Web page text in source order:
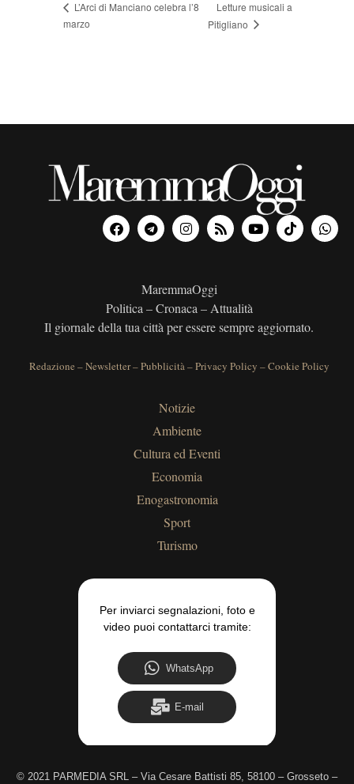
L’Arci di Manciano celebra l’8
marzo
Letture musicali a
Pitigliano
MaremmaOggi
Politica – Cronaca – Attualità
Il giornale della tua città per essere sempre aggiornato.
Redazione –Newsletter–Pubblicità–Privacy Policy –Cookie Policy
Notizie
Ambiente
Cultura ed Eventi
Economia
Enogastronomia
Sport
Turismo
Per inviarci segnalazioni, foto e
video puoi contattarci tramite:
WhatsApp
E-mail
© 2021 PARMEDIA SRL – Via Cesare Battisti 85, 58100 – Grosseto –